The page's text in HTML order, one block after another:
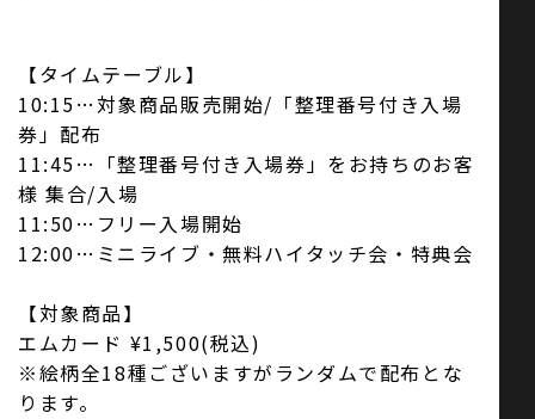
【タイムテーブル】
10:15…対象商品販売開始/「整理番号付き入場
券」配布
11:45…「整理番号付き入場券」をお持ちのお客
様 集合/入場
11:50…フリー入場開始
12:00…ミニライブ・無料ハイタッチ会・特典会
【対象商品】
エムカード ¥1,500(税込)
※絵柄全18種ございますがランダムで配布とな
ります。